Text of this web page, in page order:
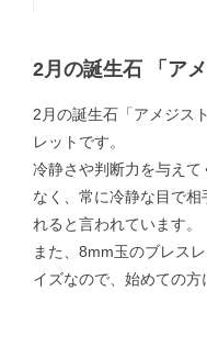
2月の誕生石 「アメ
2月の誕生石「アメジス
レットです。
冷静さや判断力を与えて
なく、常に冷静な目で相
れると言われています。
また、8mm玉のブレス
イズなので、始めての方